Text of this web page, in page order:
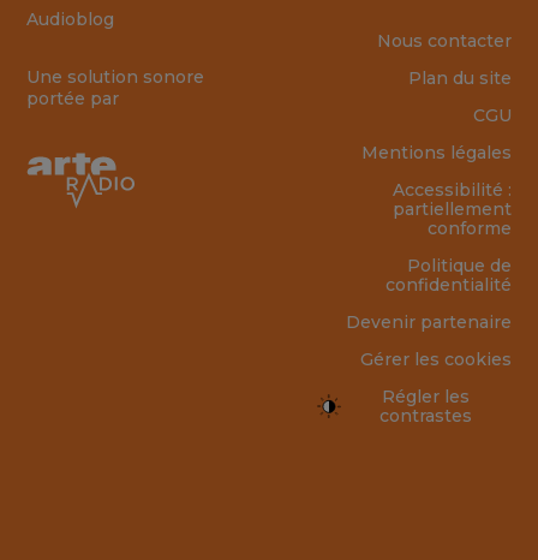
Audioblog
Une solution sonore
portée par
Nous contacter
Plan du site
CGU
Mentions légales
Accessibilité :
partiellement
conforme
Politique de
confidentialité
Devenir partenaire
Gérer les cookies
Régler les
contrastes